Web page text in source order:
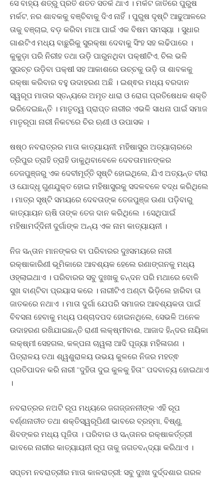
ସେ ବାହ୍ୟ ଶତ୍ରୁ ପ୍ରତି ଶତତ ସତର୍କ ଥାଏ । ମର୍କଟ ଜାତିରେ ପୁରୁଷ
ମର୍କଟ, ନର ଶାବକକୁ ବଞ୍ଚିବାକୁ ଦିଏ ନାହିଁ । ପୁରୁଷ ଦୃଷ୍ଟି ଆଢୁଆଳରେ
ତାକୁ ବଞ୍ଚାଇ, ବଡ଼ କରିବା ମାଆ ପାଇଁ ଏକ ବିଷମ ସମସ୍ୟା । ସୁଧାର
ଗାଈଟିଏ ମଧ୍ୟ ବାଛୁରିକୁ ସୁରକ୍ଷା ଦେବାକୁ ସିଂହ ସହ ଲଢିପାରେ ।
କୁକୁଡ଼ା ପରି ନିରୀହ ତଥା ଉଡ଼ି ପାରୁନଥିବା ପକ୍ଷୀଟିଏ, ଚିଲ ଭଳି
ସୁଉଚ୍ଚ ଉଡ଼ିବା ପକ୍ଷୀ ସହ ଆକାଶରେ ଉଚ୍ଚକୁ ଉଡ଼ି ତା ଶାବକକୁ
ରକ୍ଷା କରିବାର ବହୁ ଉଦାହରଣ ଅଛି । ଇଶ୍ଵର ମଧ୍ୟ ବରଦାନ
ସ୍ୱରୂପ ମାତାର ସ୍ତନ୍ୟରେ ଅମୃତ ଧାରା ଓ ରୋଗ ପ୍ରତିଷେଧକ ଶକ୍ତି
ଭରିଦେଇଛନ୍ତି । ମାତୃତ୍ୱ ପ୍ରାପ୍ତ ନାରୀର ଏଭଳି ସାଧନା ପାଇଁ ସମାଜ
ମାତୃରୂପା ନାରୀ ନିକଟରେ ଚିର ଋଣୀ ଓ ଉପାସକ ।
ଷଷ୍ଠ ନବରାତ୍ରର ମାତା କାତ୍ୟାୟନୀ: ମହିଷାସୁର ଅତ୍ୟାଚାରରେ
ତ୍ରିପୁର ତ୍ରାହି ତ୍ରାହି ଡାକୁଥିବାବେଳେ ଦେବତାମାନଙ୍କର
ତେଜପୁଞ୍ଜରୁ ଏକ ଦେବୀମୂର୍ତ୍ତି ସୃଷ୍ଟି ହୋଇଥିଲେ, ଯିଏ ଅତ୍ୟନ୍ତ ବୀରା
ଓ ଯୋଦ୍ଧୃ ଗୁଣଯୁକ୍ତ ହୋଇ ମହିଷାସୁରକୁ ସଦଳବଳେ ବଦ୍ଧ କରିଥିଲେ
। ମାତ୍ର ସୃଷ୍ଟି ସମୟରେ ଦେବତାଙ୍କ ତେଜପୁଞ୍ଜ ଊଣା ପଡ଼ିବାରୁ
କାତ୍ୟାୟନ ଋଷି ତାଙ୍କ ତେଜ ଦାନ କରିଥିଲେ । ସେଥିପାଇଁ
ମହିଷାମର୍ଦ୍ଦିନୀ ଦୁର୍ଗାଙ୍କ ଅନ୍ୟ ଏକ ନାମ କାତ୍ୟାୟନୀ ।
ନିଜ ସନ୍ତାନ ମାନଙ୍କର ବା ପରିବାରର ଦୁଃସମୟରେ ନାରୀ
ରକ୍ଷାକାରିଣୀ ଭୂମିକାରେ ଆବଶ୍ୟକ ହେଲେ ରଣାଙ୍ଗନକୁ ମଧ୍ୟ
ଓହ୍ଲାଇଥାଏ । ପରିବାରର ସବୁ ଦୁଃଖକୁ ଚନ୍ଦନ ପରି ମଥାରେ ବୋଳି
ସୁଖ ବାଣ୍ଟିବା ପ୍ରୟାସ କରେ । ନାରୀଟିଏ ଅଣ୍ଟା ଭିଡ଼ିଲେ ହାରିବା ତା
ଜାତକରେ ନଥାଏ । ମାତା ଦୁର୍ଗା ଯେପରି ସମାଜର ଆବଶ୍ୟକତା ପାଇଁ
ବିବସନା ହେବାକୁ ମଧ୍ୟ ପଶ୍ଚାଦପଦ ହୋଇନଥିଲେ, ସେଭଳି ଅନେକ
ଉଦାହରଣ ରଖିଯାଇଛନ୍ତି ରାଣୀ ଲକ୍ଷ୍ମୀବାଈ, ଆଜାଦ ହିନ୍ଦର ନାୟିକା
ଲକ୍ଷ୍ମୀ ସେହଗଲ, କଳ୍ପନା ଚାୱଲା ଆଦି ପୂଜ୍ୟା ମହିଳାଗଣ ।
ପିତ୍ରାଳୟ ତଥା ଶ୍ୱଶୁରାଳୟ ଉଭୟ କୁଳରେ ନିଜର ମହତ୍ଵ
ପ୍ରତିପାଦନ କରି ନାରୀ “ଦୁହିତା ଦୁଇ କୁଳକୁ ହିତା” ପଦବାଚ୍ୟ ହୋଇଥାଏ
।
ନବରାତ୍ରର ନଅଟି ରୂପ ମଧ୍ୟରେ ଜଗଜ୍ଜନନୀଙ୍କ ଏହି ରୂପ
ବର୍ଣ୍ଣନାତୀତ ତଥା ଶକ୍ତିସ୍ୱରୂପିଣୀ ଭାବରେ ବ୍ରହ୍ମା, ବିଷ୍ଣୁ,
ଶିବଙ୍କର ମଧ୍ୟ ପୂଜିତା । ପରିବାର ଓ ସନ୍ତାନର ରକ୍ଷାକର୍ତ୍ତ୍ରୀ
ଭାବରେ ନାରୀର କାତ୍ୟାୟନୀ ରୂପ ତାକୁ ଜଗତବନ୍ଦ୍ୟା କରିଥାଏ ।
ସପ୍ତମ ନବରାତ୍ରୀର ମାତା କାଳରାତ୍ରୀ: ସବୁ ଦୁଃଖ ଦୁର୍ଦ୍ଦଶାର ଗରଳ